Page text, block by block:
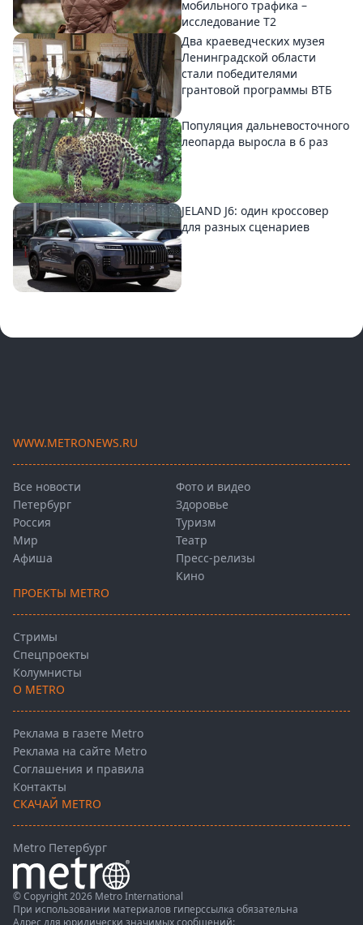
мобильного трафика –
исследование T2
Два краеведческих музея
Ленинградской области
стали победителями
грантовой программы ВТБ
Популяция дальневосточного
леопарда выросла в 6 раз
JELAND J6: один кроссовер
для разных сценариев
WWW.METRONEWS.RU
Все новости
Петербург
Россия
Мир
Афиша
Фото и видео
Здоровье
Туризм
Театр
Пресс-релизы
Кино
ПРОЕКТЫ METRO
Стримы
Спецпроекты
Колумнисты
О METRO
Реклама в газете Metro
Реклама на сайте Metro
Соглашения и правила
Контакты
СКАЧАЙ METRO
Metro Петербург
© Copyright 2026 Metro International
При использовании материалов гиперссылка обязательна